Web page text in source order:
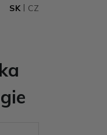
SK CZ